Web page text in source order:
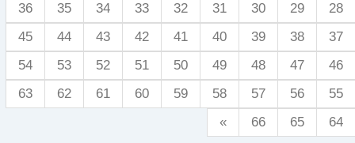
28
29
30
31
32
33
34
35
36
37
38
39
40
41
42
43
44
45
46
47
48
49
50
51
52
53
54
55
56
57
58
59
60
61
62
63
64
65
66
»